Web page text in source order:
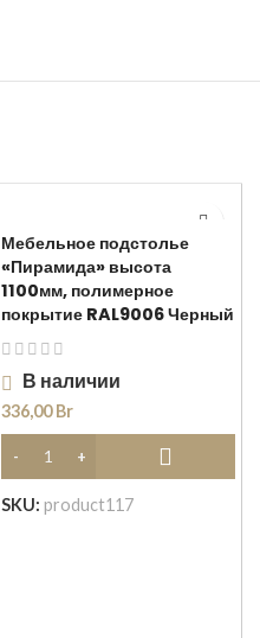
Мебельное подстолье
«Пирамида» высота
1100мм, полимерное
покрытие RAL9006 Черный
В наличии
336,00Br
SKU: product117